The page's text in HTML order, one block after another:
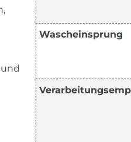
Wascheinsprung